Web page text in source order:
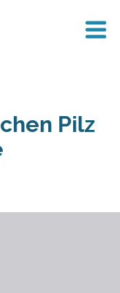
Pilz